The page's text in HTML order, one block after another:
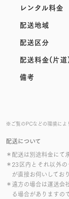
※ご覧のPCなどの環境によ
配送について
＊配送は別途料金にて
＊23区内とそれ以外
が直接お伺いしてお
＊遠方の場合は運送会
る場合がありますの
レンタル料金
配送地域
配送区分
配送料金(片
備考